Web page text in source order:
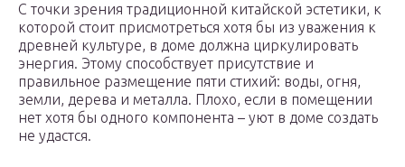
С точки зрения традиционной китайской эстетики, к
которой стоит присмотреться хотя бы из уважения к
древней культуре, в доме должна циркулировать
энергия. Этому способствует присутствие и
правильное размещение пяти стихий: воды, огня,
земли, дерева и металла. Плохо, если в помещении
нет хотя бы одного компонента – уют в доме создать
не удастся.